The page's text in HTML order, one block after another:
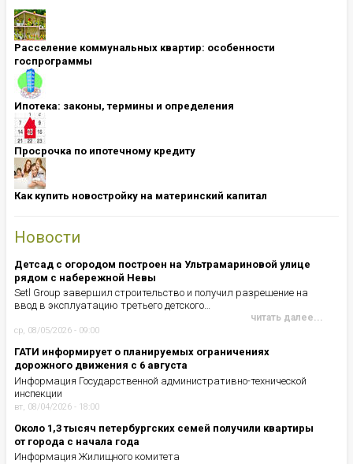
Расселение коммунальных квартир: особенности
госпрограммы
Ипотека: ​​​​​​​законы, термины и определения
Просрочка по ипотечному кредиту
Как купить новостройку на материнский капитал
Новости
Детсад с огородом построен на Ультрамариновой улице
рядом с набережной Невы
Setl Group завершил строительство и получил разрешение на
ввод в эксплуатацию третьего детского…
читать далее...
ср, 08/05/2026 - 09:00
ГАТИ информирует о планируемых ограничениях
дорожного движения с 6 августа
Информация Государственной административно-технической
инспекции
вт, 08/04/2026 - 18:00
Около 1,3 тысяч петербургских семей получили квартиры
от города с начала года
Информация Жилищного комитета